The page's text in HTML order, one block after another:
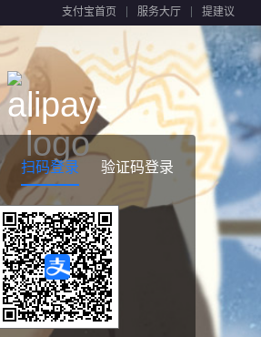
支付宝首页 服务大厅 提建议
扫码登录 验证码登录